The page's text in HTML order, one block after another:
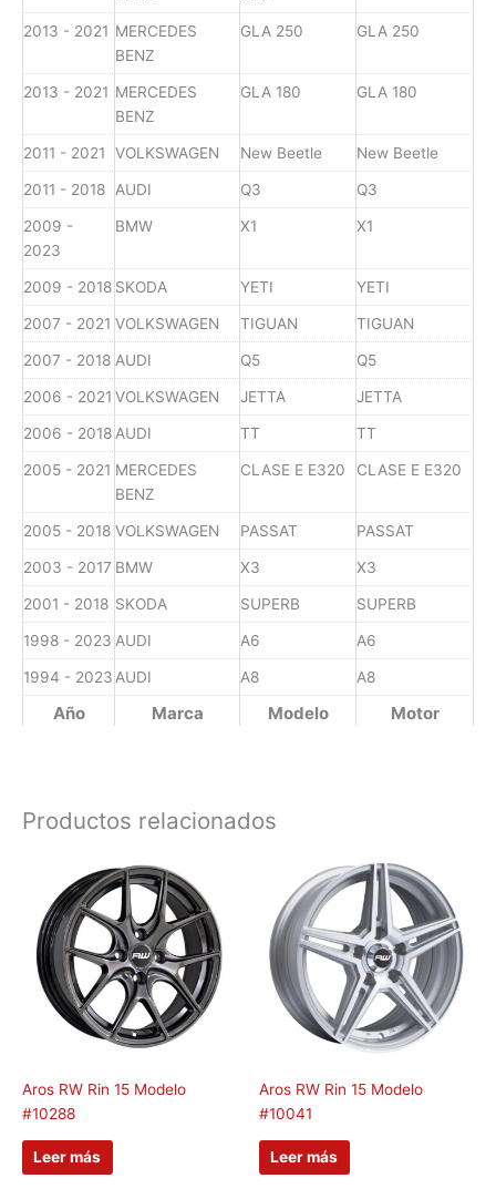
Año Marca Modelo Motor
2013 - 2021 MERCEDES
BENZ
GLA 250 GLA 250
2013 - 2021 MERCEDES
BENZ
GLA 180 GLA 180
2011 - 2021 VOLKSWAGEN New Beetle New Beetle
2011 - 2018 AUDI Q3 Q3
2009 -
2023
BMW X1 X1
2009 - 2018 SKODA YETI YETI
2007 - 2021 VOLKSWAGEN TIGUAN TIGUAN
2007 - 2018 AUDI Q5 Q5
2006 - 2021 VOLKSWAGEN JETTA JETTA
2006 - 2018 AUDI TT TT
2005 - 2021 MERCEDES
BENZ
CLASE E E320 CLASE E E320
2005 - 2018 VOLKSWAGEN PASSAT PASSAT
2003 - 2017 BMW X3 X3
2001 - 2018 SKODA SUPERB SUPERB
1998 - 2023 AUDI A6 A6
1994 - 2023 AUDI A8 A8
Productos relacionados
Aros RW Rin 15 Modelo
#10288
Leer más
Aros RW Rin 15 Modelo
#10041
Leer más